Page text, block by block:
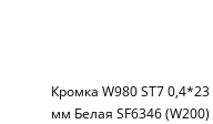
Кромка W980 ST7 0,4*23
мм Белая SF6346 (W200)